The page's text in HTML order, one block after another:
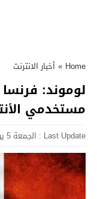
Home
» أخبار الانترنت
لوموند:
مستخدمي
Last Update : الجمعة 5 يوليو 2013 - 9:17 صباحًا